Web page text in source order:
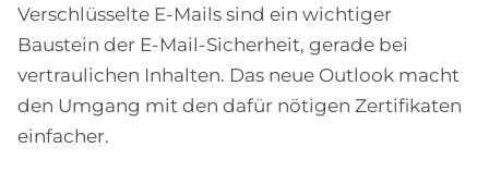
Verschlüsselte E-Mails sind ein wichtiger
Baustein der E-Mail-Sicherheit, gerade bei
vertraulichen Inhalten. Das neue Outlook macht
den Umgang mit den dafür nötigen Zertifikaten
einfacher.